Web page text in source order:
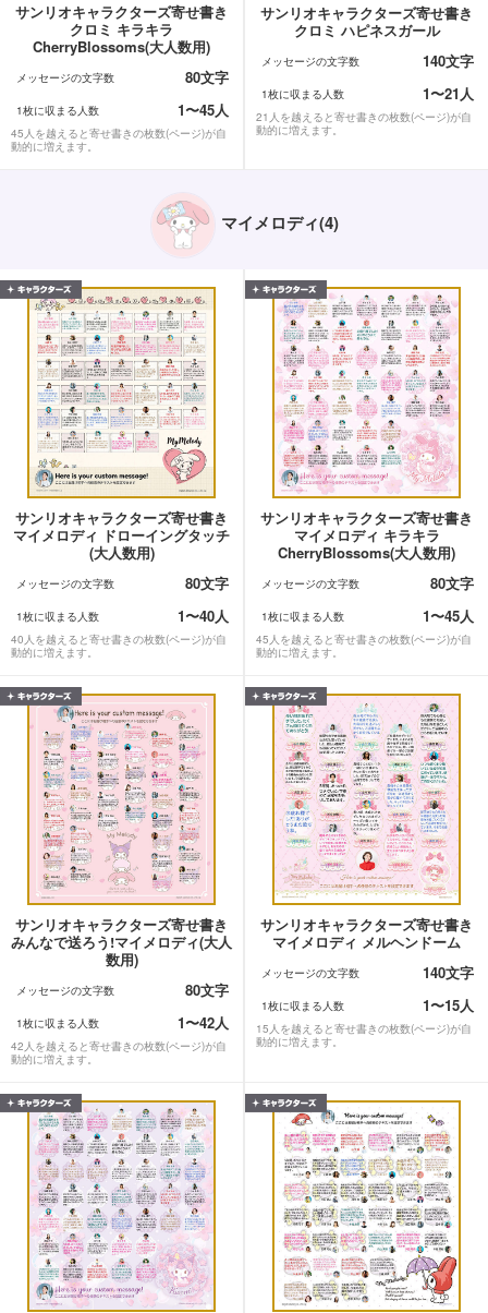
サンリオキャラクターズ寄せ書き
クロミ キラキラ
CherryBlossoms(大人数用)
メッセージの文字数 80文字
1枚に収まる人数 1〜45人
45人を越えると寄せ書きの枚数(ページ)が自
動的に増えます。
サンリオキャラクターズ寄せ書き
クロミ ハピネスガール
メッセージの文字数 140文字
1枚に収まる人数 1〜21人
21人を越えると寄せ書きの枚数(ページ)が自
動的に増えます。
マイメロディ(4)
サンリオキャラクターズ寄せ書き
マイメロディ ドローイングタッチ
(大人数用)
メッセージの文字数 80文字
1枚に収まる人数 1〜40人
40人を越えると寄せ書きの枚数(ページ)が自
動的に増えます。
サンリオキャラクターズ寄せ書き
マイメロディ キラキラ
CherryBlossoms(大人数用)
メッセージの文字数 80文字
1枚に収まる人数 1〜45人
45人を越えると寄せ書きの枚数(ページ)が自
動的に増えます。
サンリオキャラクターズ寄せ書き
みんなで送ろう!マイメロディ(大人
数用)
メッセージの文字数 80文字
1枚に収まる人数 1〜42人
42人を越えると寄せ書きの枚数(ページ)が自
動的に増えます。
サンリオキャラクターズ寄せ書き
マイメロディ メルヘンドーム
メッセージの文字数 140文字
1枚に収まる人数 1〜15人
15人を越えると寄せ書きの枚数(ページ)が自
動的に増えます。